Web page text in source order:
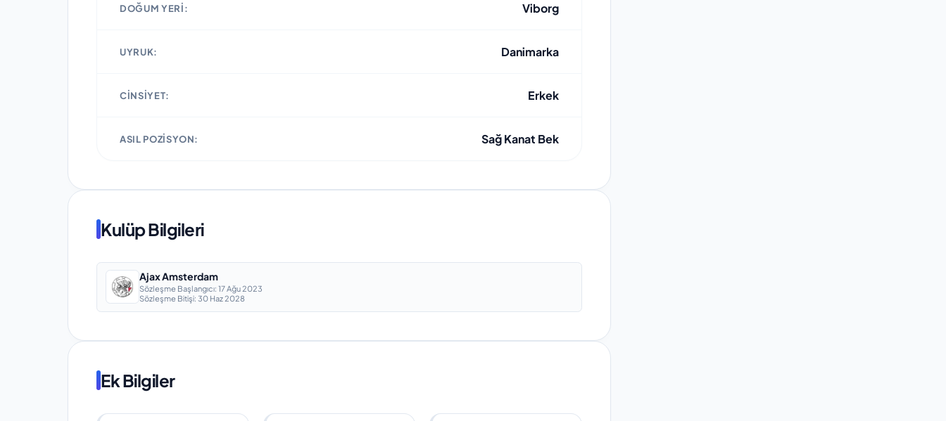
DOĞUM YERI: Viborg
UYRUK: Danimarka
CINSIYET: Erkek
ASIL POZISYON: Sağ Kanat Bek
Kulüp Bilgileri
Ajax Amsterdam
Sözleşme Başlangıcı: 17 Ağu 2023
Sözleşme Bitişi: 30 Haz 2028
Ek Bilgiler